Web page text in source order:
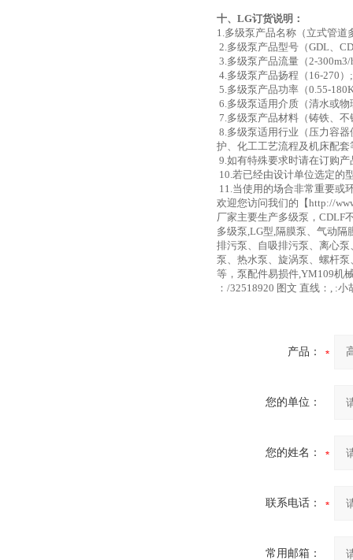
十、LG订货说明：
1.多级泵产品名称（立式管
2.多级泵产品型号（GDL、
3.多级泵产品流量（2-
4.多级泵产品扬程（16-270）;
5.多级泵产品功率（0.55-
6.多级泵适用介质（清水或
7.多级泵产品材料（铸铁、不
8.多级泵适用行业（压力容
护、化工工艺流程及机床配套
9.如有特殊要求时请在订购产
10.若已经由设计单位选定的
11.当使用的场合非常重要或
欢迎您访问我们的【http://
厂家主要生产多级泵，CDLF
多级泵,LG型,隔膜泵、气动
排污泵、自吸排污泵、离心
泵、热水泵、旋涡泵、螺杆
等，泵配件易损件,YM109机
：/32518920 图文 直线：, :
产品：
您的单位：
您的姓名：
联系电话：
常用邮箱：